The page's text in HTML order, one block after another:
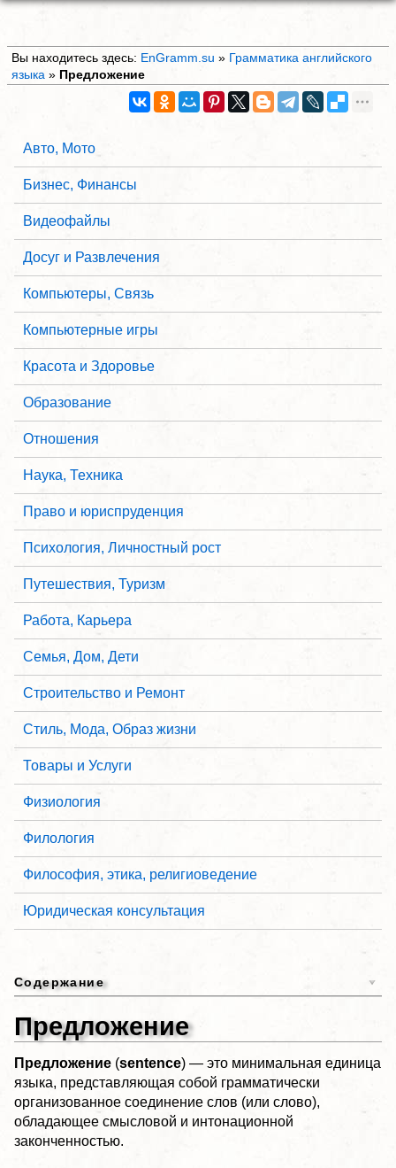
Вы находитесь здесь: EnGramm.su » Грамматика английского
языка » Предложение
Авто, Мото
Бизнес, Финансы
Видеофайлы
Досуг и Развлечения
Компьютеры, Связь
Компьютерные игры
Красота и Здоровье
Образование
Отношения
Наука, Техника
Право и юриспруденция
Психология, Личностный рост
Путешествия, Туризм
Работа, Карьера
Семья, Дом, Дети
Строительство и Ремонт
Стиль, Мода, Образ жизни
Товары и Услуги
Физиология
Филология
Философия, этика, религиоведение
Юридическая консультация
Содержание
Предложение
Предложение (sentence) — это минимальная единица
языка, представляющая собой грамматически
организованное соединение слов (или слово),
обладающее смысловой и интонационной
законченностью.